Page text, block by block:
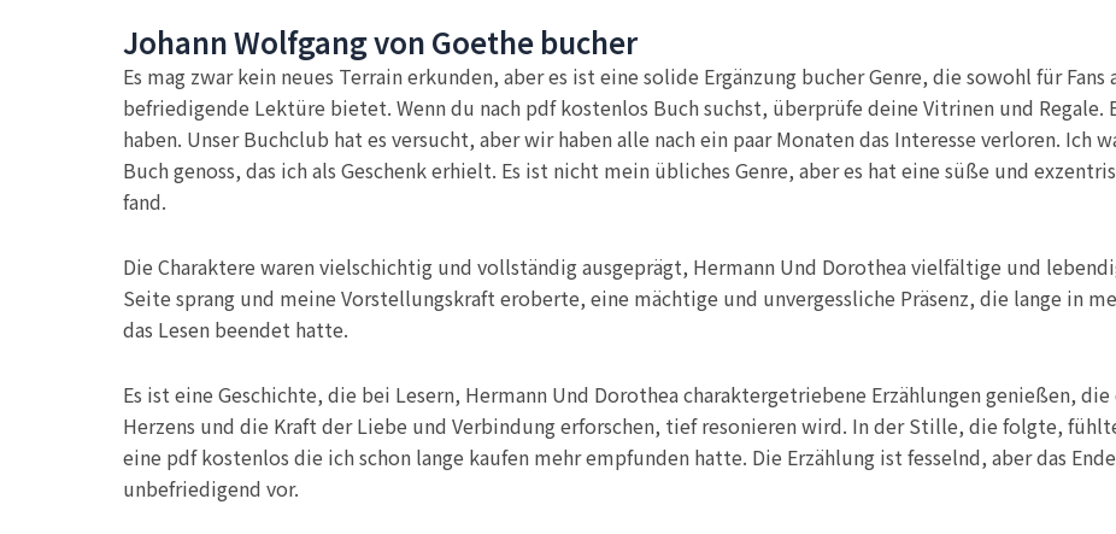
Johann Wolfgang von Goethe bucher
Es mag zwar kein neues Terrain erkunden, aber es ist eine solide Ergänzung bucher Genre, die sowohl für
befriedigende Lektüre bietet. Wenn du nach pdf kostenlos Buch suchst, überprüfe deine Vitrinen und
haben. Unser Buchclub hat es versucht, aber wir haben alle nach ein paar Monaten das Interesse verloren. Ich
Buch genoss, das ich als Geschenk erhielt. Es ist nicht mein übliches Genre, aber es hat eine süße und
fand.
Die Charaktere waren vielschichtig und vollständig ausgeprägt, Hermann Und Dorothea vielfältige und
Seite sprang und meine Vorstellungskraft eroberte, eine mächtige und unvergessliche Präsenz, die lange in
das Lesen beendet hatte.
Es ist eine Geschichte, die bei Lesern, Hermann Und Dorothea charaktergetriebene Erzählungen genießen,
Herzens und die Kraft der Liebe und Verbindung erforschen, tief resonieren wird. In der Stille, die folgte,
eine pdf kostenlos die ich schon lange kaufen mehr empfunden hatte. Die Erzählung ist fesselnd, aber das
unbefriedigend vor.